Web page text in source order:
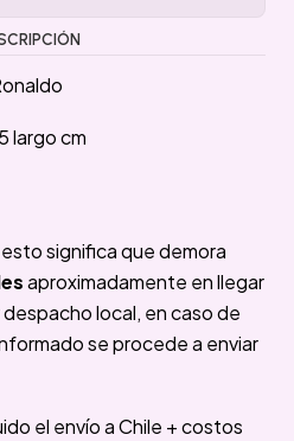
largo cm
significa que demora
aproximadamente en llegar
local, en caso de
se procede a enviar
el envío a Chile + costos